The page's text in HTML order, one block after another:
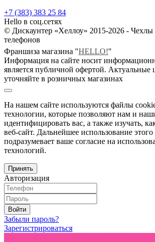
+7 (383) 383 25 84
Hello в соц.сетях
© Дискаунтер «Хеллоу» 2015-2026 - Чехлы
телефонов
Франшиза магазина "HELLO!"
Информация на сайте носит
является публичной офертой. Актуальные
уточняйте в розничных магазинах
На нашем сайте используются файлы
технологии, которые позволяют нам и
идентифицировать вас, а также изучать,
веб-сайт. Дальнейшее использование этого
подразумевает ваше согласие на
технологий.
Принять
Авторизация
Войти
Забыли пароль?
Зарегистрироваться